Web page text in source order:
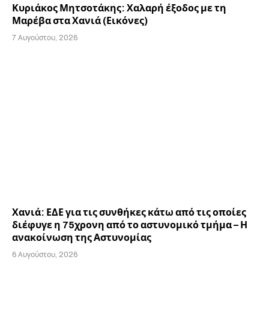
Κυριάκος Μητσοτάκης: Χαλαρή έξοδος με τη
Μαρέβα στα Χανιά (Εικόνες)
7 Αυγούστου, 2026
Χανιά: ΕΔΕ για τις συνθήκες κάτω από τις οποίες
διέφυγε η 75χρονη από το αστυνομικό τμήμα – Η
ανακοίνωση της Αστυνομίας
6 Αυγούστου, 2026